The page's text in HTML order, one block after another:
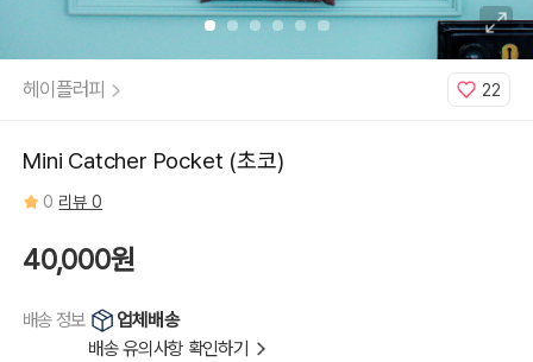
헤이플러피 22
Mini Catcher Pocket (초코)
0 리뷰 0
40,000원
배송 정보
업체배송
배송 유의사항 확인하기